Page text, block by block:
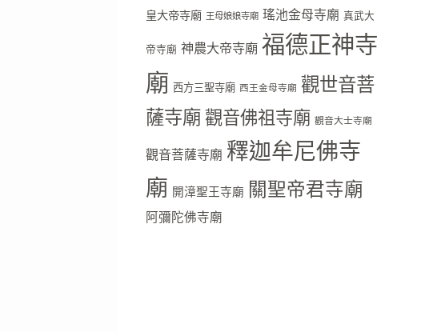
皇大帝寺廟 王母娘娘寺廟 瑤池金母寺廟 真武大
帝寺廟 神農大帝寺廟 福德正神寺
廟 西方三聖寺廟 西王金母寺廟 觀世音菩
薩寺廟觀音佛祖寺廟 觀音大士寺廟
觀音菩薩寺廟 釋迦牟尼佛寺
廟 開漳聖王寺廟 關聖帝君寺廟
阿彌陀佛寺廟